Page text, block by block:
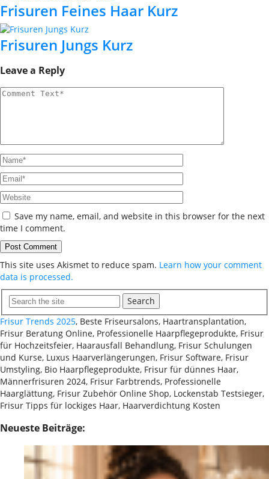
Frisuren Feines Haar Kurz
Frisuren Jungs Kurz
Leave a Reply
Save my name, email, and website in this browser for the next
time I comment.
This site uses Akismet to reduce spam. Learn how your comment
data is processed.
Search
Frisur Trends 2025, Beste Friseursalons, Haartransplantation,
Frisur Beratung Online, Professionelle Haarpflegeprodukte, Frisur
für Hochzeitsfeier, Haarausfall Behandlung, Frisur Schulungen
und Kurse, Luxus Haarverlängerungen, Frisur Software, Frisur
Umstyling, Bio Haarpflegeprodukte, Frisur für dünnes Haar,
Männerfrisuren 2024, Frisur Farbtrends, Professionelle
Haarglättung, Frisur Zubehör Online Shop, Lockenstab Testsieger,
Frisur Tipps für lockiges Haar, Haarverdichtung Kosten
Neueste Beiträge: